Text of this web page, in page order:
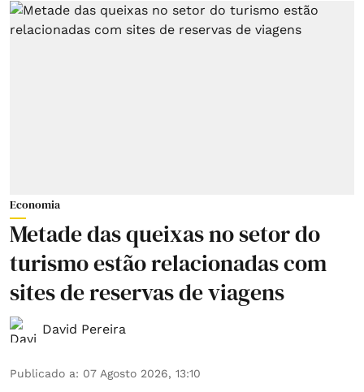
Economia
Metade das queixas no setor do
turismo estão relacionadas com
sites de reservas de viagens
David Pereira
Publicado a: 07 Agosto 2026, 13:10